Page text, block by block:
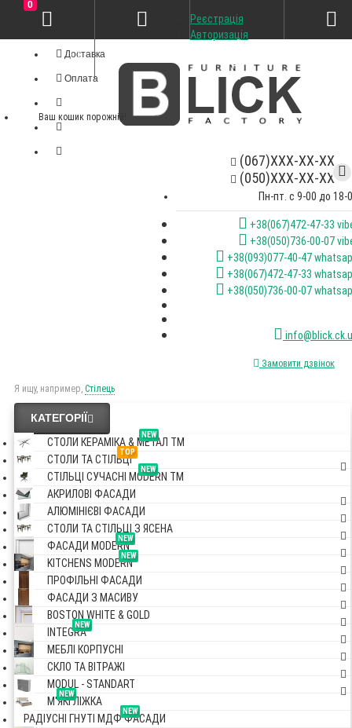
Доставка
Оплата
(067)XXX-XX-XX
(050)XXX-XX-XX
Пн-пт. с 9-00 до 18-
+38(067)472-47-33
+38(050)736-00-07
+38(093)077-40-47
+38(067)472-47-33
+38(050)736-00-07
Замовити дзвінок
Я ищу, например, Стілець
Реєстрація
Авторизація
0
Ваш кошик порожній!
КАТЕГОРІЇ
NEW
СТОЛИ КЕРАМІКА & МЕТАЛ TM
TOP
СТОЛИ ТА СТІЛЬЦІ
NEW
СТІЛЬЦІ СУЧАСНІ MODERN TM
АКРИЛОВІ ФАСАДИ
АЛЮМІНІЄВІ ФАСАДИ
СТОЛИ ТА СТІЛЬЦІ З ЯСЕНА
NEW
ФАСАДИ MODERN
NEW
KITCHENS MODERN
ПРОФІЛЬНІ ФАСАДИ
ФАСАДИ З МАСИВУ
BOSTON WHITE & GOLD
NEW
INTEGRA
МЕБЛІ КОРПУСНІ
СКЛО ТА ВІТРАЖІ
MODUL - STANDART
NEW
М'ЯКІ ЛІЖКА
NEW
РАДІУСНІ ГНУТІ МДФ ФАСАДИ